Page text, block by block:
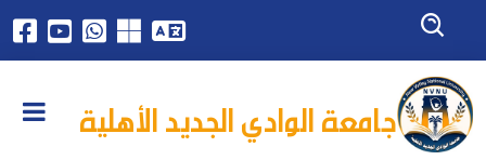
جامعة الوادي الجديد الأهلية